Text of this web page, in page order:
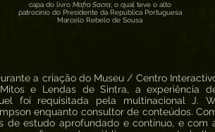
capa do livro Mafra Sacra, o qual teve o alto
patrocínio do Presidente da República Portuguesa
Marcelo Rebelo de Sousa
a criação do Museu / Centro
e Lendas de Sintra, a experiência
foi requisitada pela multinacional J.
enquanto consultor de conteúdos.
de estudo aprofundado e contínuo, e com